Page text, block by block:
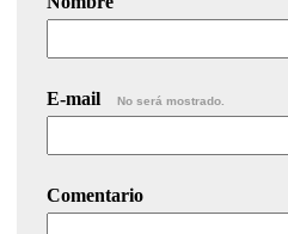
E-mail No será mostrado.
Comentario